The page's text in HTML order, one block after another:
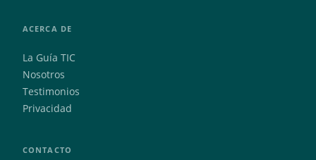
ACERCA DE
La Guía TIC
Nosotros
Testimonios
Privacidad
CONTACTO